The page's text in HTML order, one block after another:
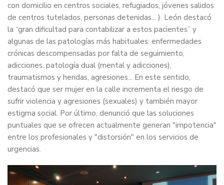
con domicilio en centros sociales, refugiados, jóvenes salidos
de centros tutelados, personas detenidas... ). León destacó
la “gran dificultad para contabilizar a estos pacientes” y
algunas de las patologías más habituales: enfermedades
crónicas descompensadas por falta de seguimiento,
adicciones, patología dual (mental y adicciones),
traumatismos y heridas, agresiones... En este sentido,
destacó que ser mujer en la calle incrementa el riesgo de
sufrir violencia y agresiones (sexuales) y también mayor
estigma social. Por último, denunció que las soluciones
puntuales que se ofrecen actualmente generan "impotencia"
entre los profesionales y "distorsión" en los servicios de
urgencias.